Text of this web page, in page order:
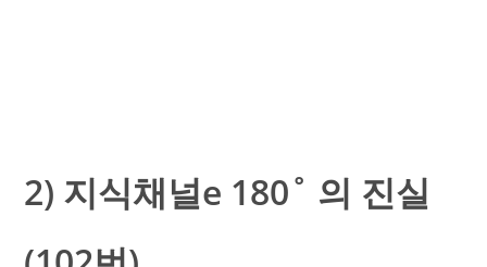
2) 지식채널e 180˚ 의 진실